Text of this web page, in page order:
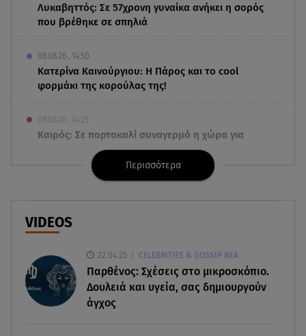
Λυκαβηττός: Σε 57χρονη γυναίκα ανήκει η σορός
που βρέθηκε σε σπηλιά
08.08.26 , 14:50
Κατερίνα Καινούργιου: Η Πάρος και το cool
φορμάκι της κορούλας της!
08.08.26 , 14:25
Καιρός: Σε πορτοκαλί συναγερμό η χώρα για
φωτιές τα επόμενα 24ωρα
Summer fling: Γιατί να πεις ναι σε έναν
Αθηνά Οικονομάκου: Οι... hot αναρτήσεις της με
animal print μπικίνι!
Περισσότερα
VIDEOS
22.04.25 CELEBRITIES & GOSSIP ΝΕΑ
Παρθένος: Σχέσεις στο μικροσκόπιο.
Δουλειά και υγεία, σας δημιουργούν
άγχος